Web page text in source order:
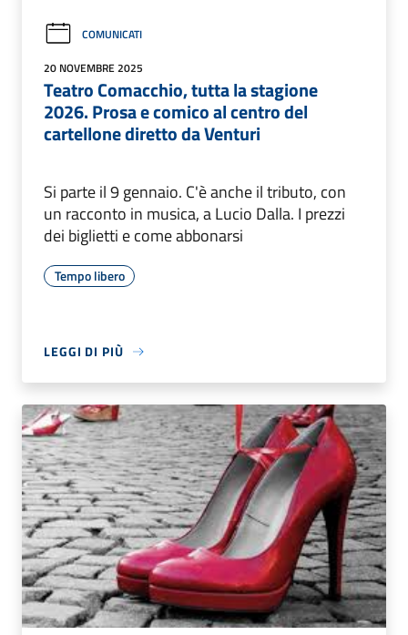
COMUNICATI
20 NOVEMBRE 2025
Teatro Comacchio, tutta la stagione
2026. Prosa e comico al centro del
cartellone diretto da Venturi
Si parte il 9 gennaio. C'è anche il tributo, con
un racconto in musica, a Lucio Dalla. I prezzi
dei biglietti e come abbonarsi
Tempo libero
LEGGI DI PIÙ